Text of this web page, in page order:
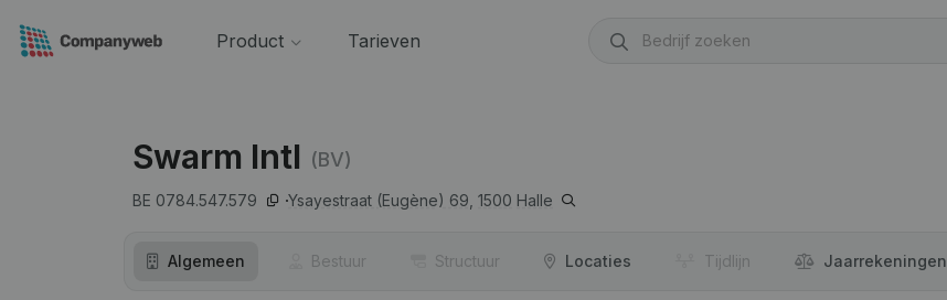
Product Tarieven
Swarm Intl (BV)
BE 0784.547.579 Ysayestraat (Eugène) 69, 1500 Halle
Algemeen Bestuur Structuur Locaties Tijdlijn Jaar­rekeningen